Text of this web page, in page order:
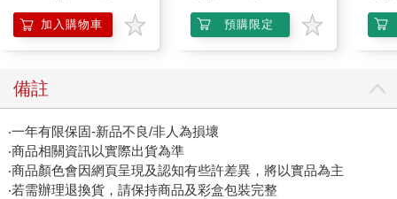
加入購物車 預購限定
備註
‧一年有限保固-新品不良/非人為損壞
‧商品相關資訊以實際出貨為準
‧商品顏色會因網頁呈現及認知有些許差異，將以實品為主
‧若需辦理退換貨，請保持商品及彩盒包裝完整